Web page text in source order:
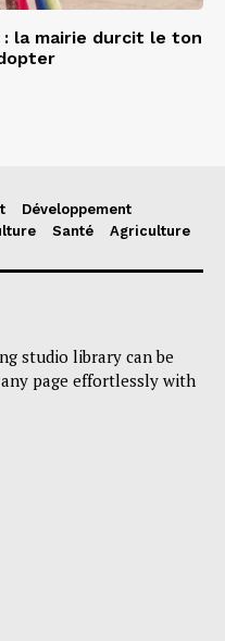
la mairie durcit le ton
Développement
Santé Agriculture
studio library can be
page effortlessly with